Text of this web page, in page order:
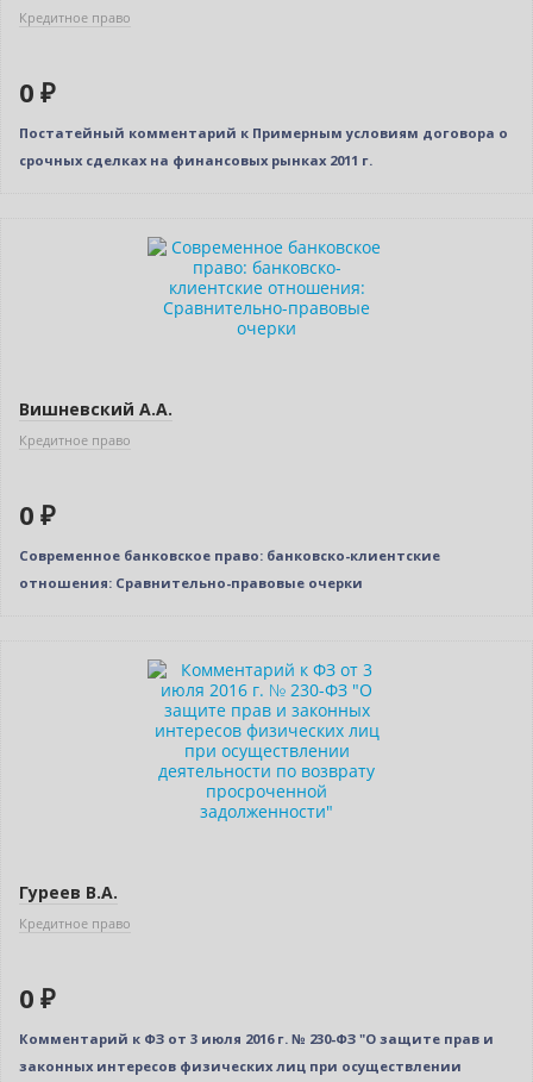
Кредитное право
0 ₽
Постатейный комментарий к Примерным условиям договора о
срочных сделках на финансовых рынках 2011 г.
Вишневский А.А.
Кредитное право
0 ₽
Современное банковское право: банковско-клиентские
отношения: Сравнительно-правовые очерки
Гуреев В.А.
Кредитное право
0 ₽
Комментарий к ФЗ от 3 июля 2016 г. № 230-ФЗ "О защите прав и
законных интересов физических лиц при осуществлении